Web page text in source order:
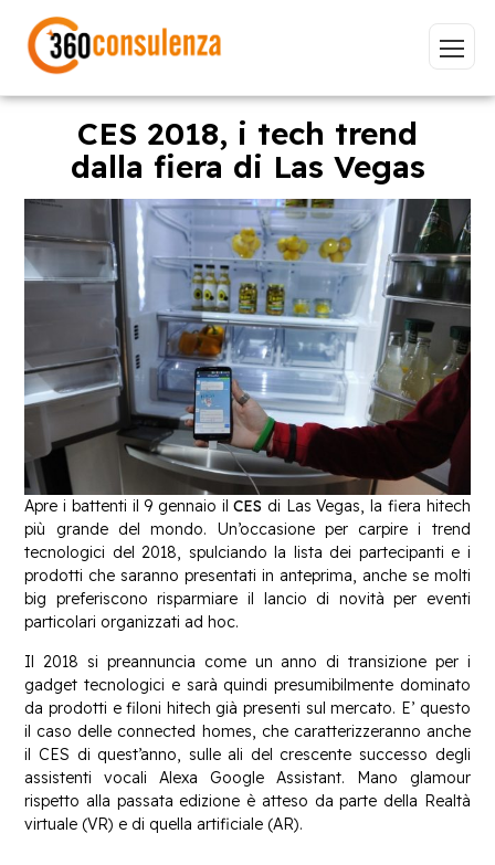
Vai
NIS2 Bandi ISO 27001
Sviluppo software BeeProd
Inizia a digitare per visualizzare le pagine consigliate.
CES 2018, i tech trend
dalla fiera di Las Vegas
Apre i battenti il 9 gennaio ilCES di Las Vegas, la fiera hitech
più grande del mondo. Un’occasione per carpire i trend
tecnologici del 2018, spulciando la lista dei partecipanti e i
prodotti che saranno presentati in anteprima, anche se molti
big preferiscono risparmiare il lancio di novità per eventi
particolari organizzati ad hoc.
Il 2018 si preannuncia come un anno di transizione per i
gadget tecnologici e sarà quindi presumibilmente dominato
da prodotti e filoni hitech già presenti sul mercato. E’ questo
il caso delle connected homes, che caratterizzeranno anche
il CES di quest’anno, sulle ali del crescente successo degli
assistenti vocali Alexa Google Assistant. Mano glamour
rispetto alla passata edizione è atteso da parte della Realtà
virtuale (VR) e di quella artificiale (AR).